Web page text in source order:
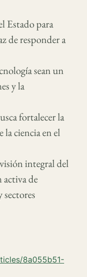
Estado para
de responder a
sean un
y la
fortalecer la
la ciencia en el
integral del
de
8a055b51-